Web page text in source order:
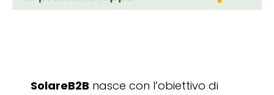
SolareB2B nasce con l’obiettivo di